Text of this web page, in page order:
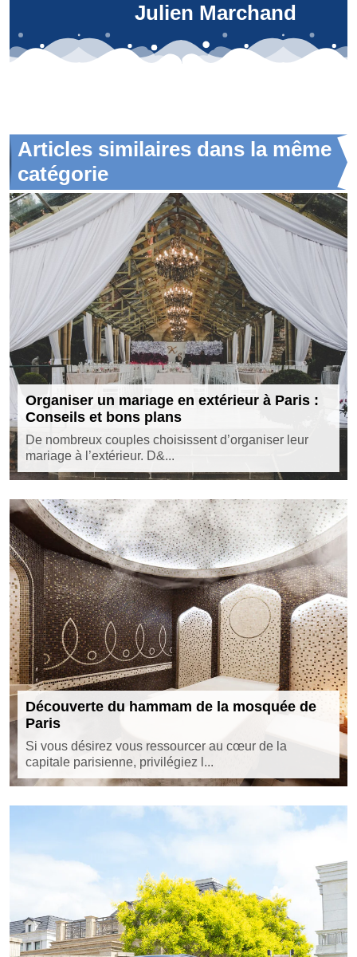
Julien Marchand
Articles similaires dans la même
catégorie
Organiser un mariage en extérieur à Paris :
Conseils et bons plans
De nombreux couples choisissent d’organiser leur
mariage à l’extérieur. D&...
Découverte du hammam de la mosquée de
Paris
Si vous désirez vous ressourcer au cœur de la
capitale parisienne, privilégiez l...